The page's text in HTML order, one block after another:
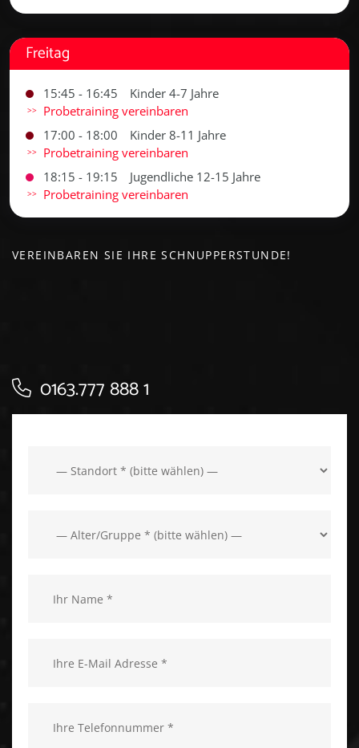
Freitag
15:45 - 16:45
Kinder 4-7 Jahre
Probetraining vereinbaren
17:00 - 18:00
Kinder 8-11 Jahre
Probetraining vereinbaren
18:15 - 19:15
Jugendliche 12-15 Jahre
Probetraining vereinbaren
VEREINBAREN SIE IHRE SCHNUPPERSTUNDE!
0163.777 888 1